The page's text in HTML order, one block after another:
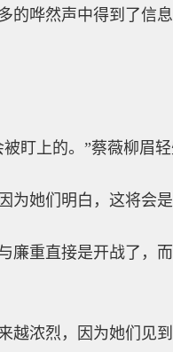
的哗然声中得到了信
盯上的。”蔡薇柳眉
她们明白，这将会是
廉重直接是开战了，
越浓烈，因为她们见